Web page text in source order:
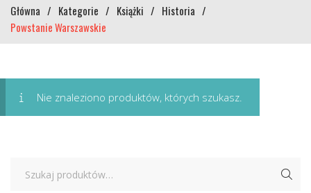
Główna / Kategorie / Książki / Historia /
Powstanie Warszawskie
Nie znaleziono produktów, których szukasz.